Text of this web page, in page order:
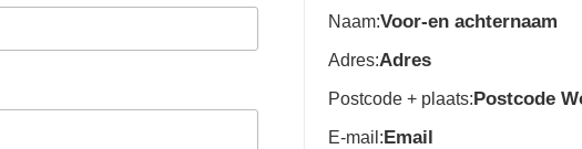
Naam:Voor-en achternaam
Adres:Adres
Postcode + plaats:Postcode
E-mail:Email